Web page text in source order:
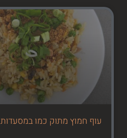
עוף חמוץ מתוק כמו במסעדות